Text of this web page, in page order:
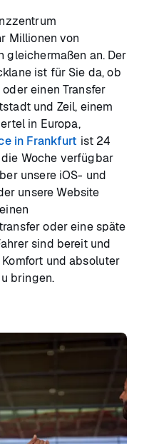
Millionen von
gleichermaßen an. Der
ist für Sie da, ob
einen Transfer
und Zeil, einem
in Europa,
in Frankfurt ist 24
Woche verfügbar
unsere iOS- und
unsere Website
oder eine späte
sind bereit und
und absoluter
bringen.